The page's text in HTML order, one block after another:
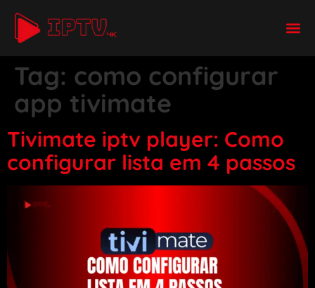
Tag: como configurar
app tivimate
Tivimate iptv player: Como
configurar lista em 4 passos